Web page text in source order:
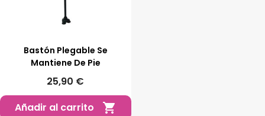
Bastón Plegable Se
Mantiene De Pie
25,90 €
Añadir al carrito
